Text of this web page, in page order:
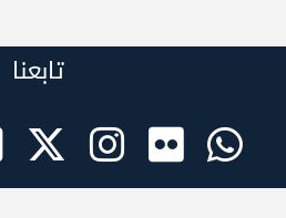
تابعنا